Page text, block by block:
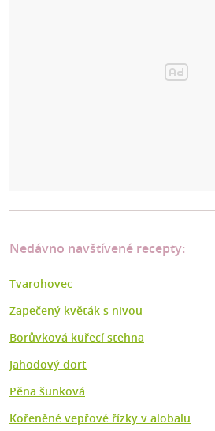
Nedávno navštívené recepty:
Tvarohovec
Zapečený květák s nivou
Borůvková kuřecí stehna
Jahodový dort
Pěna šunková
Kořeněné vepřové řízky v alobalu